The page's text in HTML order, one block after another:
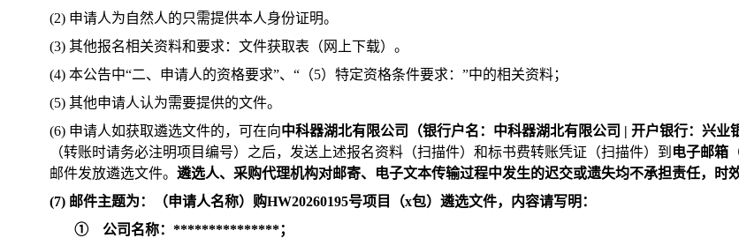
(2) 申请人为自然人的只需提供本人身份证明。
(3) 其他报名相关资料和要求：文件获取表（网上下载）。
(4) 本公告中“二、申请人的资格要求”、“（5）特定资格条件要求：”中的相关资料；
(5) 其他申请人认为需要提供的文件。
(6) 申请人如获取遴选文件的，可在向中科器湖北有限公司（银行户名：中科器湖北有限公司 | 开户银行：兴业
（转账时请务必注明项目编号）之后，发送上述报名资料（扫描件）和标书费转账凭证（扫描件）到 电子邮箱
邮件发放遴选文件。 遴选人、采购代理机构对邮寄、电子文本传输过程中发生的迟交或遗失均不承担责任，时
(7) 邮件主题为：（申请人名称） 购HW20260195号项目（x包） 遴选文件，内容请写明：
① 公司名称：***************；